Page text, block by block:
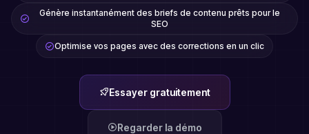
Génère instantanément des briefs de contenu prêts pour le
SEO
Optimise vos pages avec des corrections en un clic
Essayer gratuitement
Regarder la démo